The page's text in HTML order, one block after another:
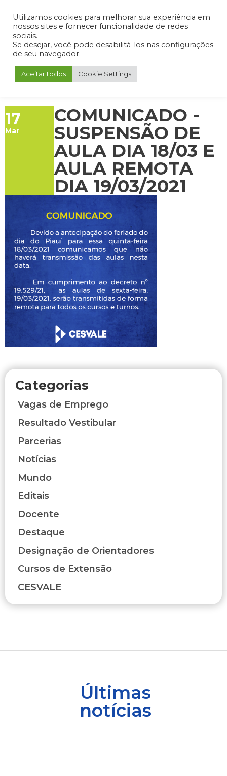
Admin Portal do Aluno Portal do Professor Portal do Coordenador
17
Mar
COMUNICADO -
SUSPENSÃO DE
AULA DIA 18/03 E
AULA REMOTA
DIA 19/03/2021
Categorias
Vagas de Emprego
Resultado Vestibular
Parcerias
Notícias
Mundo
Editais
Docente
Destaque
Designação de Orientadores
Cursos de Extensão
CESVALE
Últimas
notícias
Utilizamos cookies para melhorar sua experiência em
nossos sites e fornecer funcionalidade de redes
sociais.
Se desejar, você pode desabilitá-los nas configurações
de seu navegador.
Aceitar todos Cookie Settings